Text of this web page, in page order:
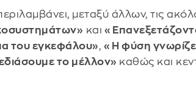
μεταξύ άλλων, τις
και
του εγκεφάλου», «Η φύση
το μέλλον» καθώς και